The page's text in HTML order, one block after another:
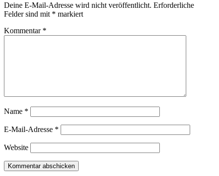
Deine E-Mail-Adresse wird nicht veröffentlicht. Erforderliche
Felder sind mit * markiert
Kommentar *
Name *
E-Mail-Adresse *
Website